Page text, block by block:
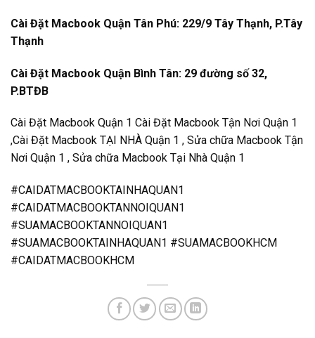
Cài Đặt Macbook Quận Tân Phú: 229/9 Tây Thạnh, P.Tây
Thạnh
Cài Đặt Macbook Quận Bình Tân: 29 đường số 32,
P.BTĐB
Cài Đặt Macbook Quận 1 Cài Đặt Macbook Tận Nơi Quận 1
,Cài Đặt Macbook TẠI NHÀ Quận 1 , Sửa chữa Macbook Tận
Nơi Quận 1 , Sửa chữa Macbook Tại Nhà Quận 1
#CAIDATMACBOOKTAINHAQUAN1
#CAIDATMACBOOKTANNOIQUAN1
#SUAMACBOOKTANNOIQUAN1
#SUAMACBOOKTAINHAQUAN1 #SUAMACBOOKHCM
#CAIDATMACBOOKHCM